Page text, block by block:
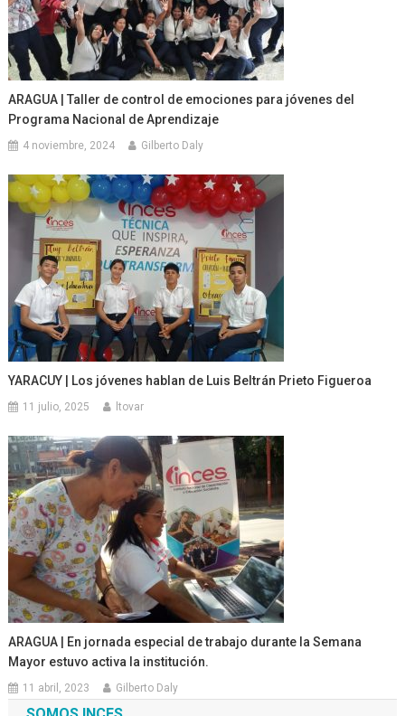
ARAGUA | Taller de control de emociones para jóvenes del
Programa Nacional de Aprendizaje
4 noviembre, 2024 Gilberto Daly
YARACUY | Los jóvenes hablan de Luis Beltrán Prieto Figueroa
11 julio, 2025 ltovar
ARAGUA | En jornada especial de trabajo durante la Semana
Mayor estuvo activa la institución.
11 abril, 2023 Gilberto Daly